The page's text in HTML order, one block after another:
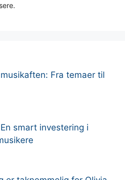
Fra temaer til
smart investering i